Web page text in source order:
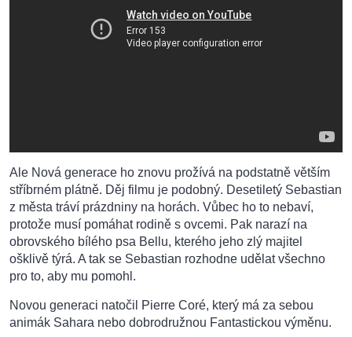
Ale Nová generace ho znovu prožívá na podstatně větším
stříbrném plátně. Děj filmu je podobný. Desetiletý Sebastian
z města tráví prázdniny na horách. Vůbec ho to nebaví,
protože musí pomáhat rodině s ovcemi. Pak narazí na
obrovského bílého psa Bellu, kterého jeho zlý majitel
ošklivě týrá. A tak se Sebastian rozhodne udělat všechno
pro to, aby mu pomohl.
Novou generaci natočil Pierre Coré, který má za sebou
animák Sahara nebo dobrodružnou Fantastickou výměnu.